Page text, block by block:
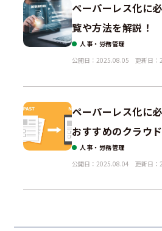
ペーパーレス化に
覧や方法を解説！
人事・労務管理
公開日：2025.08.05
更新日
ペーパーレス化に
おすすめのクラウ
人事・労務管理
公開日：2025.08.04
更新日